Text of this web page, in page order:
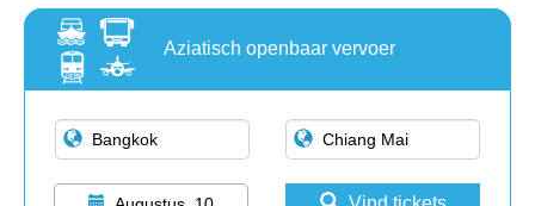
Aziatisch openbaar vervoer